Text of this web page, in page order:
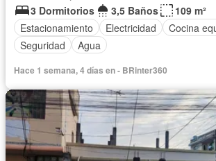
3 Dormitorios
3,5 Baños
109 m²
Estacionamiento
Electricidad Cocina
Seguridad
Agua
Hace 1 semana, 4 días en - BRinter360